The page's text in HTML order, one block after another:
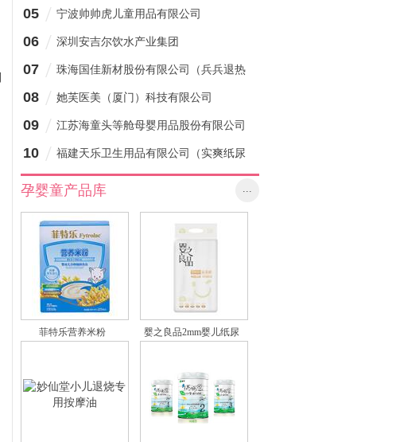
宁波帅帅虎儿童用品有限公司
05 /
深圳安吉尔饮水产业集团
06 /
珠海国佳新材股份有限公司（兵兵退热
贴）
07 /
她芙医美（厦门）科技有限公司
08 /
江苏海童头等舱母婴用品股份有限公司
09 /
福建天乐卫生用品有限公司（实爽纸尿
裤）
10 /
...
孕婴童产品库
菲特乐营养米粉 婴之良品2mm婴儿纸尿